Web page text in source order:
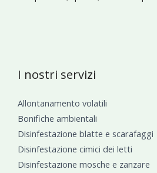
I nostri servizi
Allontanamento volatili
Bonifiche ambientali
Disinfestazione blatte e scarafaggi
Disinfestazione cimici dei letti
Disinfestazione mosche e zanzare